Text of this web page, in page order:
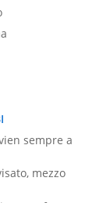
sempre a
mezzo